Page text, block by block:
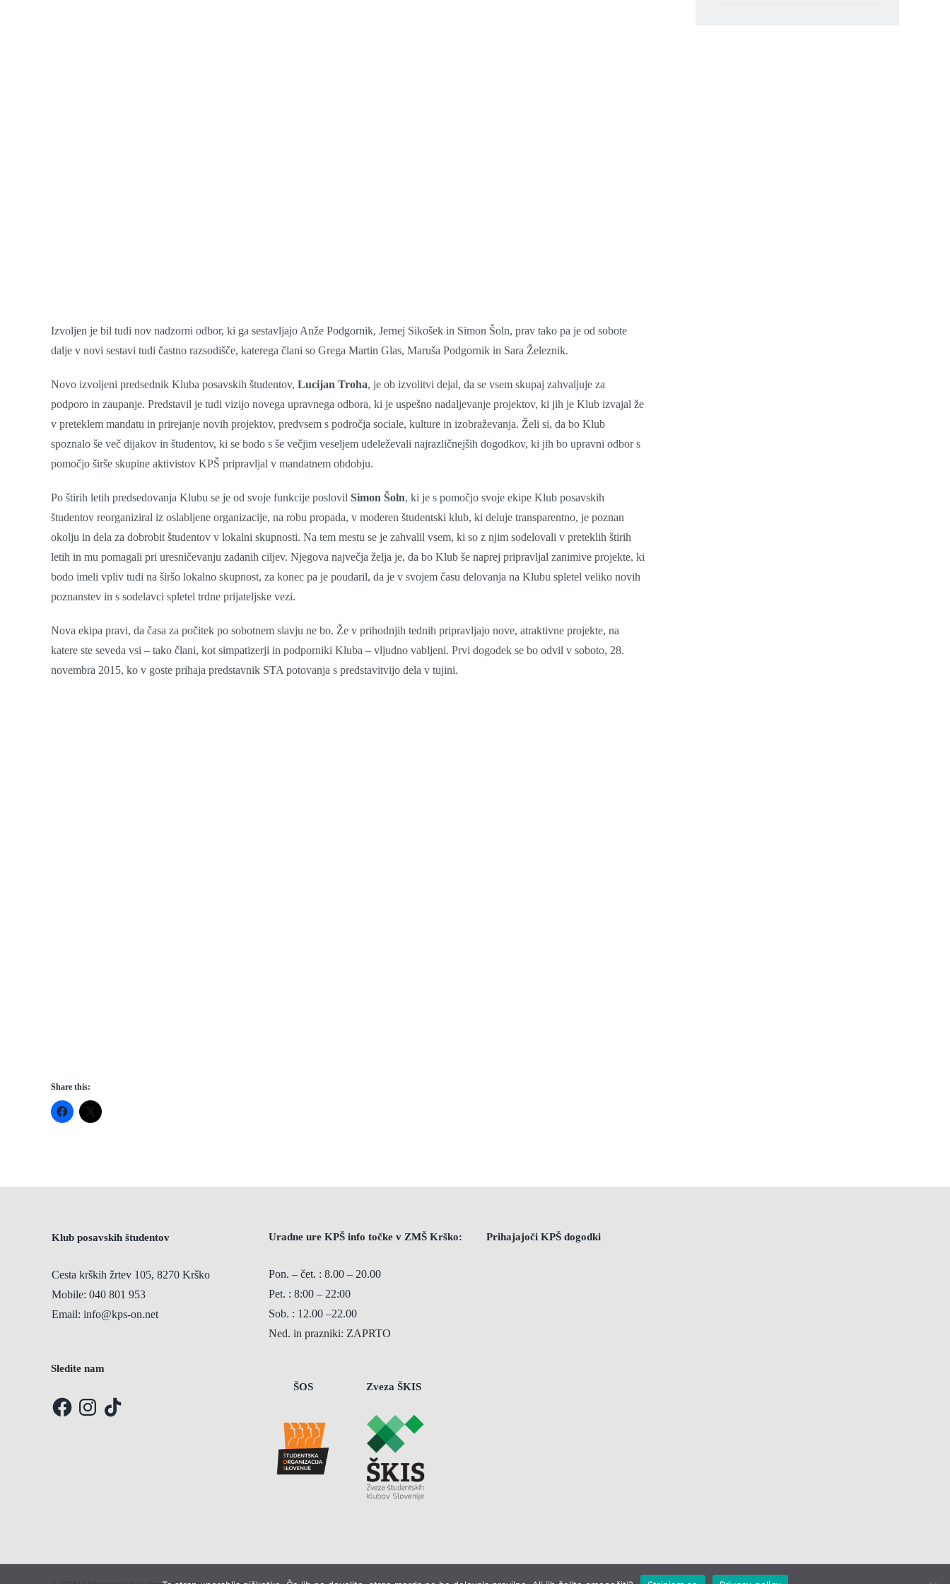
Izvoljen je bil tudi nov nadzorni odbor, ki ga sestavljajo Anže Podgornik, Jernej Sikošek in Simon Šoln, prav tako pa je od sobote
dalje v novi sestavi tudi častno razsodišče, katerega člani so Grega Martin Glas, Maruša Podgornik in Sara Železnik.
Novo izvoljeni predsednik Kluba posavskih študentov, Lucijan Troha, je ob izvolitvi dejal, da se vsem skupaj zahvaljuje za
podporo in zaupanje. Predstavil je tudi vizijo novega upravnega odbora, ki je uspešno nadaljevanje projektov, ki jih je Klub izvajal že
v preteklem mandatu in prirejanje novih projektov, predvsem s področja sociale, kulture in izobraževanja. Želi si, da bo Klub
spoznalo še več dijakov in študentov, ki se bodo s še večjim veseljem udeleževali najrazličnejših dogodkov, ki jih bo upravni odbor s
pomočjo širše skupine aktivistov KPŠ pripravljal v mandatnem obdobju.
Po štirih letih predsedovanja Klubu se je od svoje funkcije poslovil Simon Šoln, ki je s pomočjo svoje ekipe Klub posavskih
študentov reorganiziral iz oslabljene organizacije, na robu propada, v moderen študentski klub, ki deluje transparentno, je poznan
okolju in dela za dobrobit študentov v lokalni skupnosti. Na tem mestu se je zahvalil vsem, ki so z njim sodelovali v preteklih štirih
letih in mu pomagali pri uresničevanju zadanih ciljev. Njegova največja želja je, da bo Klub še naprej pripravljal zanimive projekte, ki
bodo imeli vpliv tudi na širšo lokalno skupnost, za konec pa je poudaril, da je v svojem času delovanja na Klubu spletel veliko novih
poznanstev in s sodelavci spletel trdne prijateljske vezi.
Nova ekipa pravi, da časa za počitek po sobotnem slavju ne bo. Že v prihodnjih tednih pripravljajo nove, atraktivne projekte, na
katere ste seveda vsi – tako člani, kot simpatizerji in podporniki Kluba – vljudno vabljeni. Prvi dogodek se bo odvil v soboto, 28.
novembra 2015, ko v goste prihaja predstavnik STA potovanja s predstavitvijo dela v tujini.
Share this:
Klub posavskih študentov
Cesta krških žrtev 105, 8270 Krško
Mobile: 040 801 953
Email: info@kps-on.net
Sledite nam
FacebookInstagram
TikTok
Uradne ure KPŠ info točke v ZMŠ Krško:
Pon. – čet. : 8.00 – 20.00
Pet. : 8:00 – 22:00
Sob. : 12.00 –22.00
Ned. in prazniki: ZAPRTO
ŠOS Zveza ŠKIS
Prihajajoči KPŠ dogodki